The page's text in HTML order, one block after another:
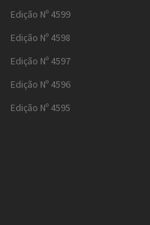
Edição Nº 4599
Edição Nº 4598
Edição Nº 4597
Edição Nº 4596
Edição Nº 4595